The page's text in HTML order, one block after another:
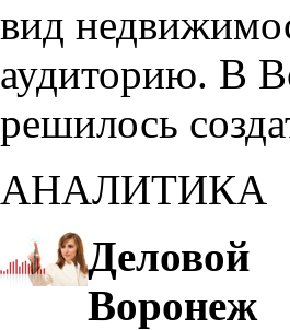
вид
аудиторию. В
решилось
АНАЛИТИКА
Деловой
Воронеж